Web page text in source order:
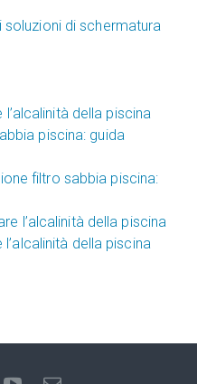
soluzioni di schermatura
della piscina
piscina: guida
filtro sabbia piscina:
l’alcalinità della piscina
della piscina